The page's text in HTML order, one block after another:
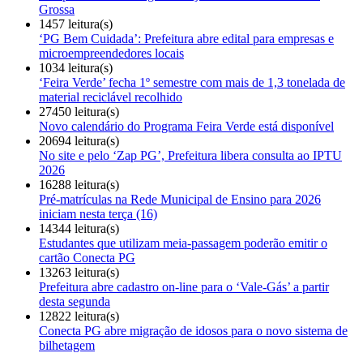
Grossa
1457 leitura(s)
‘PG Bem Cuidada’: Prefeitura abre edital para empresas e
microempreendedores locais
1034 leitura(s)
‘Feira Verde’ fecha 1º semestre com mais de 1,3 tonelada de
material reciclável recolhido
27450 leitura(s)
Novo calendário do Programa Feira Verde está disponível
20694 leitura(s)
No site e pelo ‘Zap PG’, Prefeitura libera consulta ao IPTU
2026
16288 leitura(s)
Pré-matrículas na Rede Municipal de Ensino para 2026
iniciam nesta terça (16)
14344 leitura(s)
Estudantes que utilizam meia-passagem poderão emitir o
cartão Conecta PG
13263 leitura(s)
Prefeitura abre cadastro on-line para o ‘Vale-Gás’ a partir
desta segunda
12822 leitura(s)
Conecta PG abre migração de idosos para o novo sistema de
bilhetagem